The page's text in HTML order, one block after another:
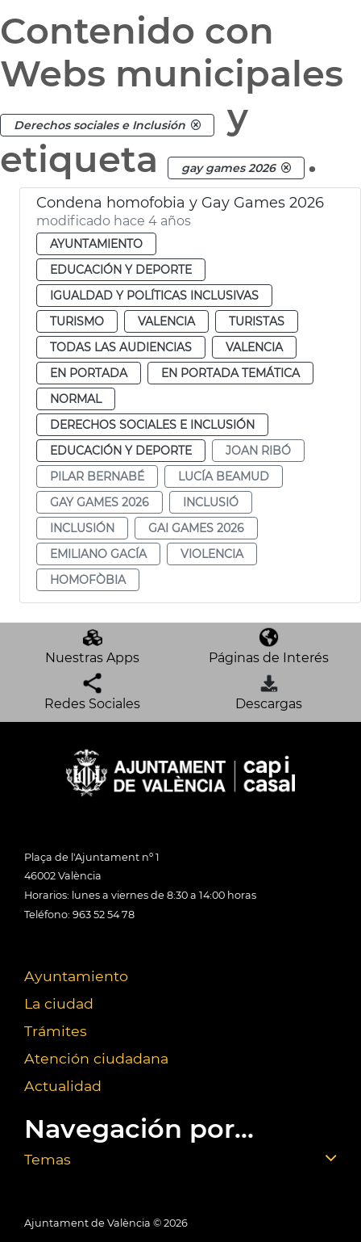
Contenido con
Webs municipales
Derechos sociales e Inclusión
y
etiqueta
gay games 2026 .
Condena homofobia y Gay Games 2026
modificado hace 4 años
AYUNTAMIENTO
EDUCACIÓN Y DEPORTE
IGUALDAD Y POLÍTICAS INCLUSIVAS
TURISMO
VALENCIA
TURISTAS
TODAS LAS AUDIENCIAS
VALENCIA
EN PORTADA
EN PORTADA TEMÁTICA
NORMAL
DERECHOS SOCIALES E INCLUSIÓN
EDUCACIÓN Y DEPORTE
JOAN RIBÓ
PILAR BERNABÉ
LUCÍA BEAMUD
GAY GAMES 2026
INCLUSIÓ
INCLUSIÓN
GAI GAMES 2026
EMILIANO GACÍA
VIOLENCIA
HOMOFÒBIA
Nuestras Apps Páginas de Interés
Redes Sociales Descargas
Plaça de l'Ajuntament nº 1
46002 València
Horarios: lunes a viernes de 8:30 a 14:00 horas
Teléfono: 963 52 54 78
Ayuntamiento
La ciudad
Trámites
Atención ciudadana
Actualidad
Navegación por...
Temas
Ajuntament de València © 2026